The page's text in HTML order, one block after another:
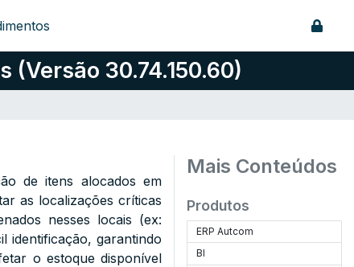
30.74.150.60)
de itens alocados em
as localizações críticas
nesses locais (ex:
identificação, garantindo
o estoque disponível
Mais Conteúdos
Produtos
ERP Autcom
BI